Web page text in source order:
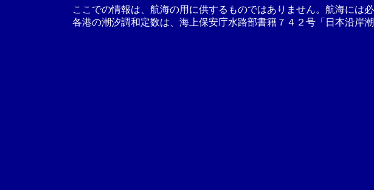
ここでの情報は、航海の用に供するものではありません。航海には
各港の潮汐調和定数は、海上保安庁水路部書籍７４２号「日本沿岸